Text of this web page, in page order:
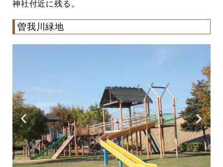
神社付近に残る。
曽我川緑地